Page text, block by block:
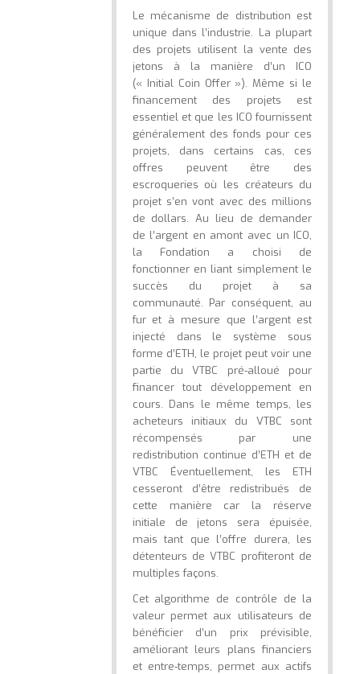
Le mécanisme de distribution est
unique dans l’industrie. La plupart
des projets utilisent la vente des
jetons à la manière d’un ICO
(« Initial Coin Offer »). Même si le
financement des projets est
essentiel et que les ICO fournissent
généralement des fonds pour ces
projets, dans certains cas, ces
offres peuvent être des
escroqueries où les créateurs du
projet s’en vont avec des millions
de dollars. Au lieu de demander
de l’argent en amont avec un ICO,
la Fondation a choisi de
fonctionner en liant simplement le
succès du projet à sa
communauté. Par conséquent, au
fur et à mesure que l’argent est
injecté dans le système sous
forme d’ETH, le projet peut voir une
partie du VTBC pré-alloué pour
financer tout développement en
cours. Dans le même temps, les
acheteurs initiaux du VTBC sont
récompensés par une
redistribution continue d’ETH et de
VTBC Éventuellement, les ETH
cesseront d’être redistribués de
cette manière car la réserve
initiale de jetons sera épuisée,
mais tant que l’offre durera, les
détenteurs de VTBC profiteront de
multiples façons.
Cet algorithme de contrôle de la
valeur permet aux utilisateurs de
bénéficier d’un prix prévisible,
améliorant leurs plans financiers
et entre-temps, permet aux actifs